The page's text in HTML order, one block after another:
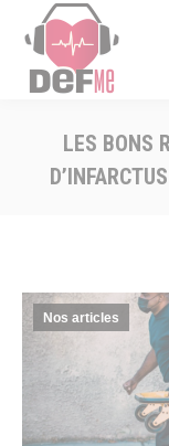
LES BONS
Nos articles